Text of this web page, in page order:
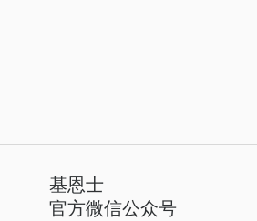
基恩士
官方微信公众号